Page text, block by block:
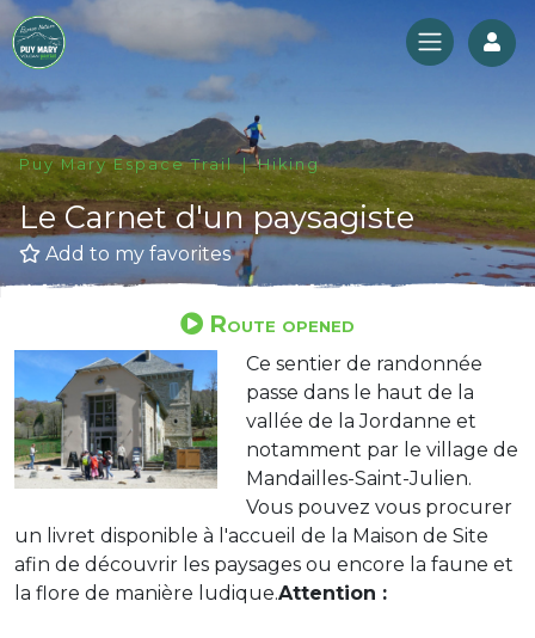
Puy Mary Espace Trail Hiking
Le Carnet d'un paysagiste
Add to my favorites
Route opened
Ce sentier de randonnée
passe dans le haut de la
vallée de la Jordanne et
notamment par le village de
Mandailles-Saint-Julien.
Vous pouvez vous procurer
un livret disponible à l'accueil de la Maison de Site
afin de découvrir les paysages ou encore la faune et
la flore de manière ludique.Attention :